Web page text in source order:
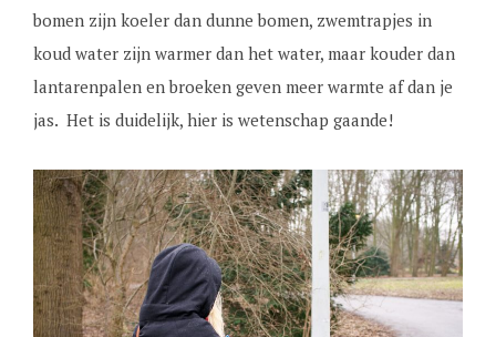
bomen zijn koeler dan dunne bomen, zwemtrapjes in
koud water zijn warmer dan het water, maar kouder dan
lantarenpalen en broeken geven meer warmte af dan je
jas. Het is duidelijk, hier is wetenschap gaande!